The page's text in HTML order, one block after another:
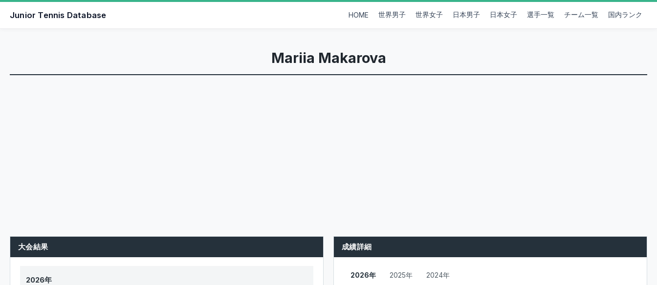
Junior Tennis Database HOME 世界男子 世界女子 日本男子 日本女子 選手一覧 チーム一覧 国内ランク
Mariia Makarova
大会結果
2026年
成績詳細
2026年 2025年 2024年